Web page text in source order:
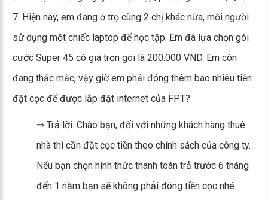
7. Hiện nay, em đang ở trọ cùng 2 chị khác nữa, mỗi người
sử dụng một chiếc laptop để học tập. Em đã lựa chọn gói
cước Super 45 có giá trọn gói là 200.000 VND. Em còn
đang thắc mắc, vậy giờ em phải đóng thêm bao nhiêu tiền
đặt cọc để được lắp đặt internet của FPT?
⇒ Trả lời: Chào bạn, đối với những khách hàng thuê
nhà thì cần đặt cọc tiền theo chính sách của công ty.
Nếu bạn chọn hình thức thanh toán trả trước 6 tháng
đến 1 năm bạn sẽ không phải đóng tiền cọc nhé.